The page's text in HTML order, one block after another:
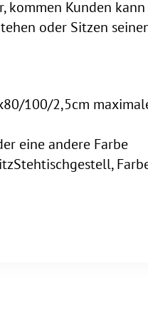
kommen Kunden
oder Sitzen
100/2,5cm
eine andere Farbe